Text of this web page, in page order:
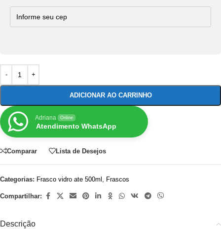
ADICIONAR AO CARRINHO
Adriana Online
Atendimento WhatsApp
Comparar Lista de Desejos
Categorias: Frasco vidro ate 500ml , Frascos
Compartilhar:
Descrição